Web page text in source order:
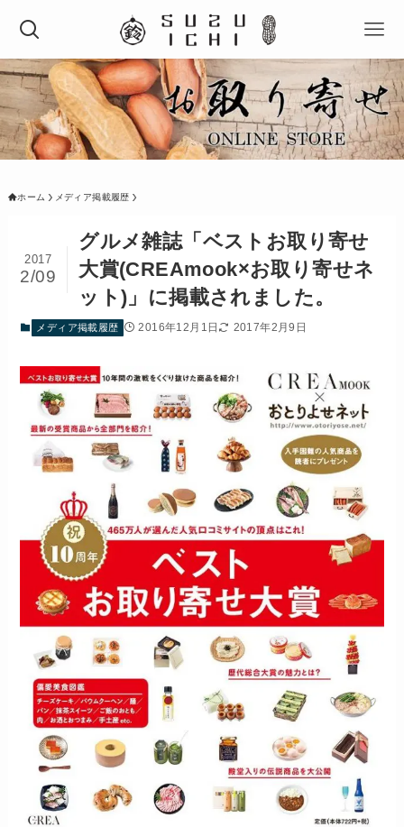
ホーム メディア掲載履歴
グルメ雑誌「ベストお取り寄せ
大賞(CREAmook×お取り寄せネ
ット)」に掲載されました。
2017
2/09
メディア掲載履歴 2016年12月1日 2017年2月9日